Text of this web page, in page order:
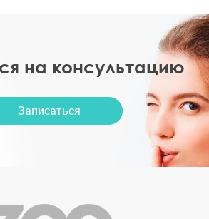
на консультацию
Записаться